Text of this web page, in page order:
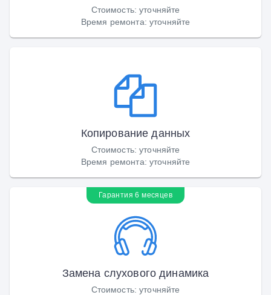
Стоимость:уточняйте
Время ремонта: уточняйте
Копирование данных
Стоимость:уточняйте
Время ремонта: уточняйте
Гарантия 6 месяцев
Замена слухового динамика
Стоимость:уточняйте